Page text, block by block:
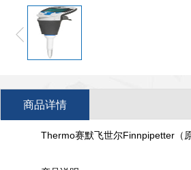
商品详情
Thermo赛默飞世尔Finnpipetter（